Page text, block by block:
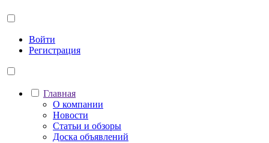
Войти
Регистрация
Главная
О компании
Новости
Статьи и обзоры
Доска объявлений